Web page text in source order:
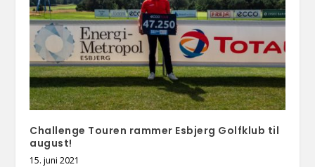
Challenge Touren rammer Esbjerg Golfklub til
august!
15. juni 2021